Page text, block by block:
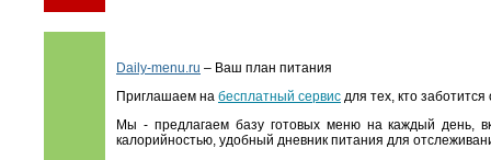
Daily-menu.ru – Ваш план питания
Приглашаем на бесплатный сервис для тех, кто
Мы - предлагаем базу готовых меню на каждый день,
калорийностью, удобный дневник питания для